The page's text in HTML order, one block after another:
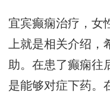
宜宾癫痫治疗，女
上就是相关介绍
助。在患了癫痫往
是能够对症下药。